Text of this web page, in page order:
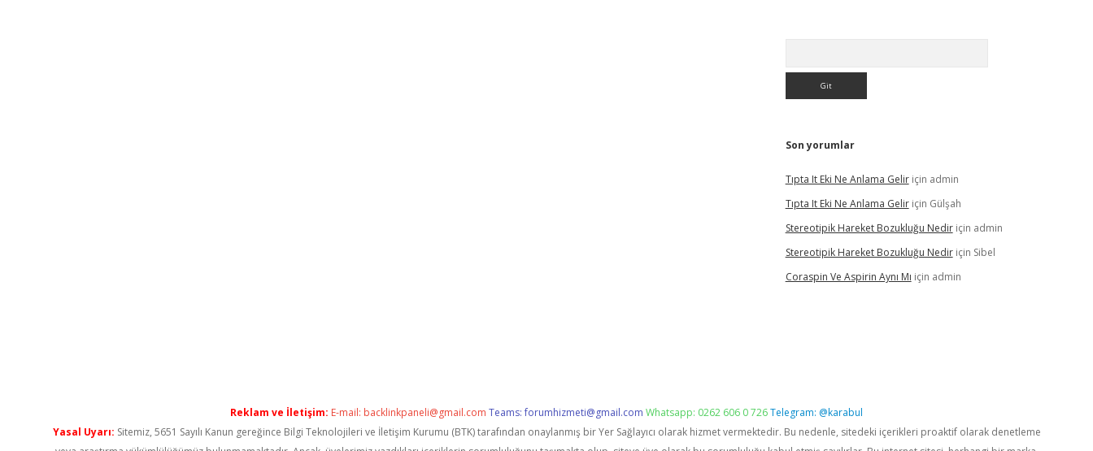
Son yorumlar
Tıpta It Eki Ne Anlama Geliriçin admin
Tıpta It Eki Ne Anlama Geliriçin Gülşah
Stereotipik Hareket Bozukluğu Nediriçin admin
Stereotipik Hareket Bozukluğu Nediriçin Sibel
Coraspin Ve Aspirin Aynı Mı için admin
Reklam ve İletişim: E-mail: backlinkpaneli@gmail.com Teams:forumhizmeti@gmail.com Whatsapp: 0262 606 0 726Telegram: @karabul
Yasal Uyarı: Sitemiz, 5651 Sayılı Kanun gereğince Bilgi Teknolojileri ve İletişim Kurumu (BTK) tarafından onaylanmış bir Yer Sağlayıcı olarak hizmet vermektedir. Bu nedenle, sitedeki içerikleri proaktif olarak denetleme